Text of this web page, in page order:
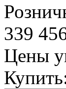
339
Цены